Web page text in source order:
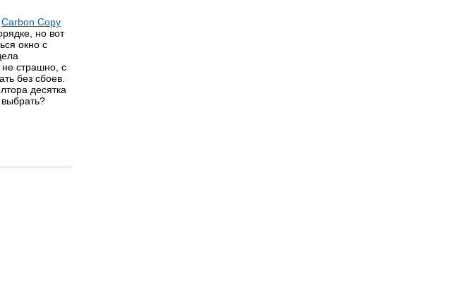
Carbon Copy
но вот
окно с
страшно, с
без сбоев.
десятка